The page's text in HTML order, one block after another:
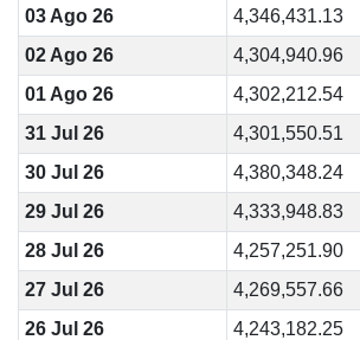
03 Ago 26
4,346,431.13
02 Ago 26
4,304,940.96
01 Ago 26
4,302,212.54
31 Jul 26
4,301,550.51
30 Jul 26
4,380,348.24
29 Jul 26
4,333,948.83
28 Jul 26
4,257,251.90
27 Jul 26
4,269,557.66
26 Jul 26
4,243,182.25